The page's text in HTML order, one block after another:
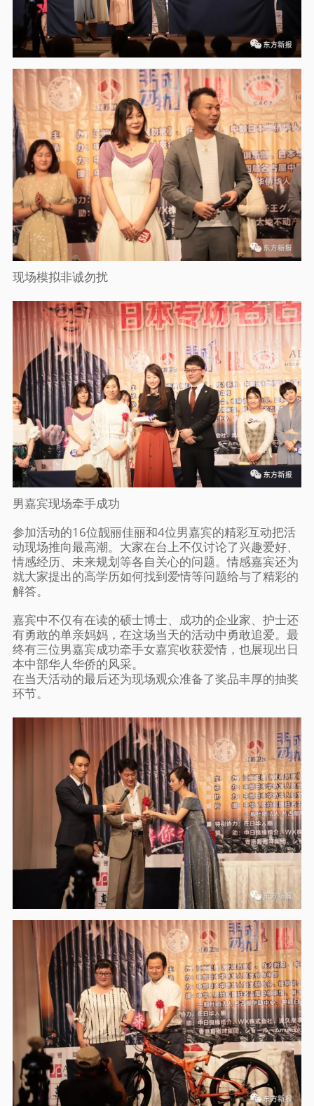
现场模拟非诚勿扰
男嘉宾现场牵手成功
参加活动的16位靓丽佳丽和4位男嘉宾的精彩互动把活
动现场推向最高潮。大家在台上不仅讨论了兴趣爱好、
情感经历、未来规划等各自关心的问题。情感嘉宾还为
就大家提出的高学历如何找到爱情等问题给与了精彩的
解答。
嘉宾中不仅有在读的硕士博士、成功的企业家、护士还
有勇敢的单亲妈妈，在这场当天的活动中勇敢追爱。最
终有三位男嘉宾成功牵手女嘉宾收获爱情，也展现出日
本中部华人华侨的风采。
在当天活动的最后还为现场观众准备了奖品丰厚的抽奖
环节。